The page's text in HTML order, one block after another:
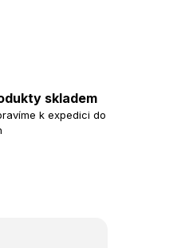
skladem
k expedici do